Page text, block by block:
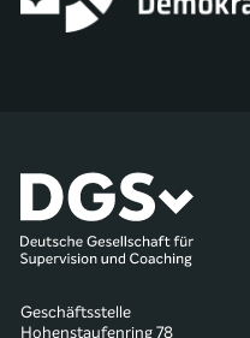
Geschäftsstelle
Hohenstaufenring 78